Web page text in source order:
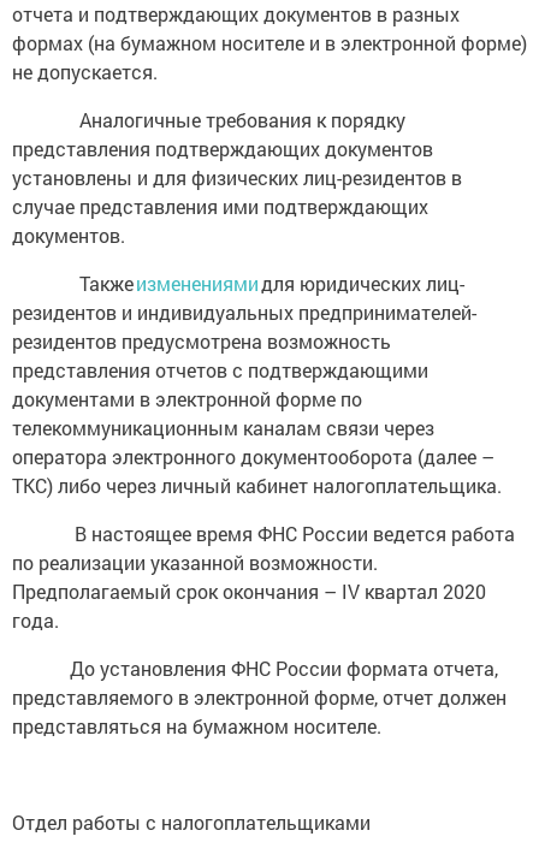
отчета и подтверждающих документов в разных
формах (на бумажном носителе и в электронной форме)
не допускается.
Аналогичные требования к порядку
представления подтверждающих документов
установлены и для физических лиц-резидентов в
случае представления ими подтверждающих
документов.
Такжеизменениямидля юридических лиц-
резидентов и индивидуальных предпринимателей-
резидентов предусмотрена возможность
представления отчетов с подтверждающими
документами в электронной форме по
телекоммуникационным каналам связи через
оператора электронного документооборота (далее –
ТКС) либо через личный кабинет налогоплательщика.
В настоящее время ФНС России ведется работа
по реализации указанной возможности.
Предполагаемый срок окончания – IV квартал 2020
года.
До установления ФНС России формата отчета,
представляемого в электронной форме, отчет должен
представляться на бумажном носителе.
Отдел работы с налогоплательщиками